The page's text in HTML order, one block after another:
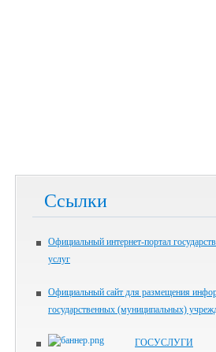
Ссылки
Официальный интернет-портал
услуг
Официальный сайт для размещения
государственных (муниципальных)
ГОСУСЛУГИ